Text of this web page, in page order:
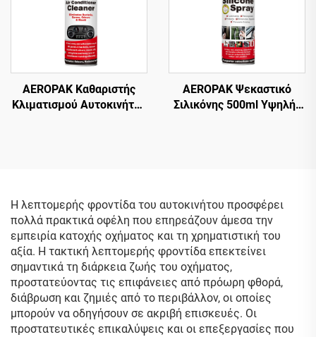
AEROPAK Καθαριστής
Κλιματισμού Αυτοκινήτου
AEROPAK Ψεκαστικό
Σιλικόνης 500ml Υψηλής
Η λεπτομερής φροντίδα του αυτοκινήτου προσφέρει
πολλά πρακτικά οφέλη που επηρεάζουν άμεσα την
εμπειρία κατοχής οχήματος και τη χρηματιστική του
αξία. Η τακτική λεπτομερής φροντίδα επεκτείνει
σημαντικά τη διάρκεια ζωής του οχήματος,
προστατεύοντας τις επιφάνειες από πρόωρη φθορά,
διάβρωση και ζημιές από το περιβάλλον, οι οποίες
μπορούν να οδηγήσουν σε ακριβή επισκευές. Οι
προστατευτικές επικαλύψεις και οι επεξεργασίες που